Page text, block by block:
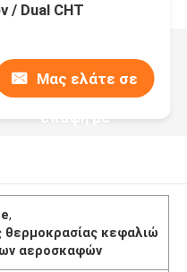
/ Dual CHT
Μας ελάτε σε
επαφή με
,
θερμοκρασίας κεφαλιώ
αεροσκαφών